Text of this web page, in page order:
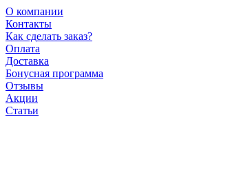
О компании
Контакты
Как сделать заказ?
Оплата
Доставка
Бонусная программа
Отзывы
Акции
Статьи